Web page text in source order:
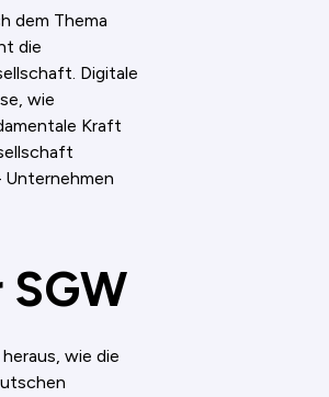
dem Thema
die
Digitale
wie
Kraft
wie die